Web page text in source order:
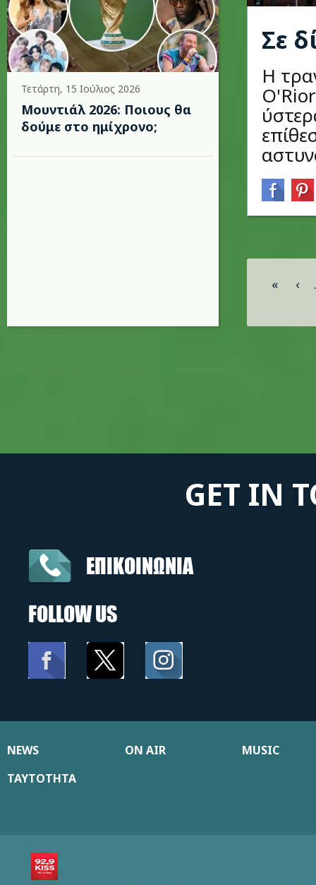
Τετάρτη, 15 Ιούλιος 2026
Μουντιάλ 2026: Ποιους θα
δούμε στο ημίχρονο;
Σε
Η
Σελίδες
« ‹
GET IN
ΕΠΙΚΟΙΝΩΝΙΑ
FOLLOW US
NEWS ON AIR
MUSIC
ΤΑΥΤΟΤΗΤΑ